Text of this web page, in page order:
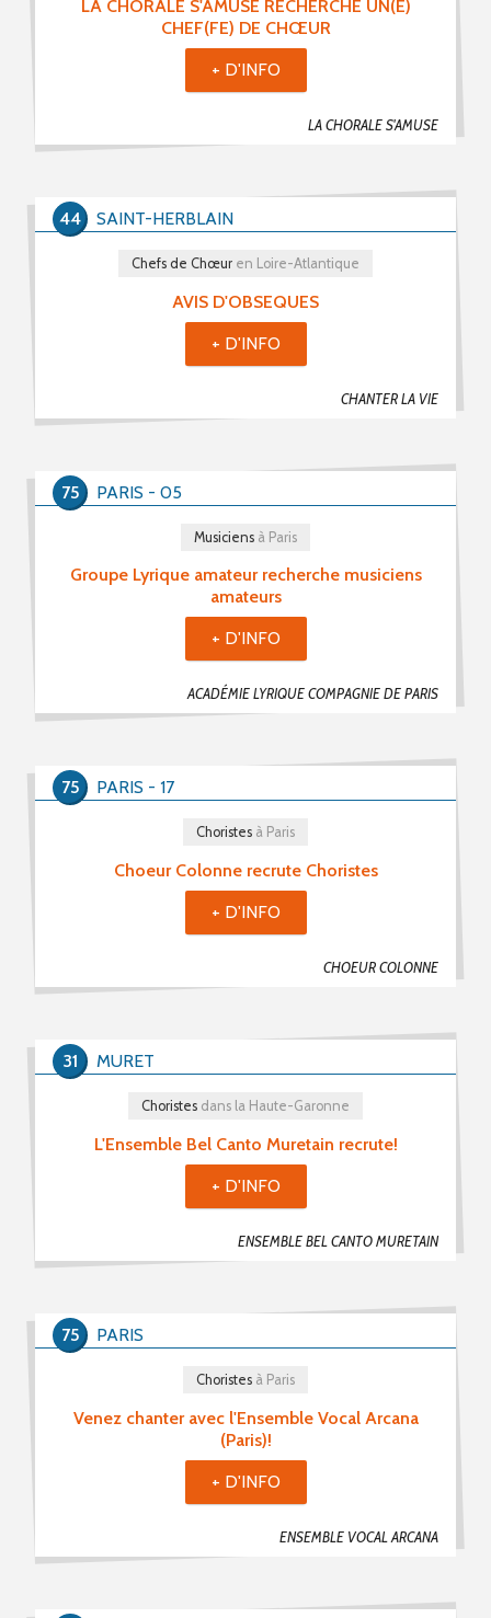
LA CHORALE S'AMUSE RECHERCHE UN(E)
CHEF(FE) DE CHŒUR
LA CHORALE S'AMUSE
+ D'INFO
AVIS D'OBSEQUES
CHANTER LA VIE
Chefs de Chœur en Loire-Atlantique
SAINT-HERBLAIN
44
+ D'INFO
Groupe Lyrique amateur recherche musiciens
amateurs
ACADÉMIE LYRIQUE COMPAGNIE DE PARIS
Musiciens à Paris
PARIS - 05
75
+ D'INFO
Choeur Colonne recrute Choristes
CHOEUR COLONNE
Choristes à Paris
PARIS - 17
75
+ D'INFO
L'Ensemble Bel Canto Muretain recrute!
ENSEMBLE BEL CANTO MURETAIN
Choristes dans la Haute-Garonne
MURET
31
+ D'INFO
Venez chanter avec l'Ensemble Vocal Arcana
(Paris)!
ENSEMBLE VOCAL ARCANA
Choristes à Paris
PARIS
75
+ D'INFO